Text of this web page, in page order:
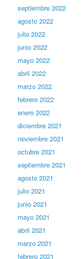
septiembre 2022
agosto 2022
julio 2022
junio 2022
mayo 2022
abril 2022
marzo 2022
febrero 2022
enero 2022
diciembre 2021
noviembre 2021
octubre 2021
septiembre 2021
agosto 2021
julio 2021
junio 2021
mayo 2021
abril 2021
marzo 2021
febrero 2021